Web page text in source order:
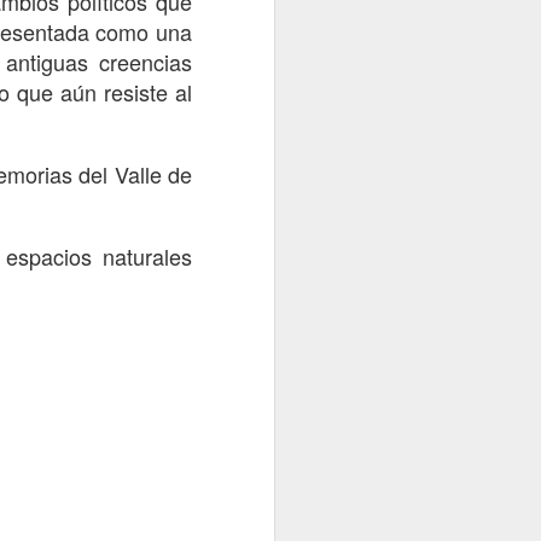
como una
creencias
que aún resiste al
del Valle de
naturales
«Conflicto
Drawing.